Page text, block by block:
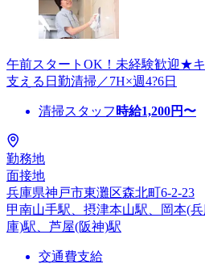
午前スタートOK！未経験歓迎★
支える日勤清掃／7H×週4?6日
清掃スタッフ 時給1,200円〜
勤務地
面接地
兵庫県神戸市東灘区森北町6-2-23
甲南山手駅、摂津本山駅、岡本(
庫)駅、芦屋(阪神)駅
交通費支給